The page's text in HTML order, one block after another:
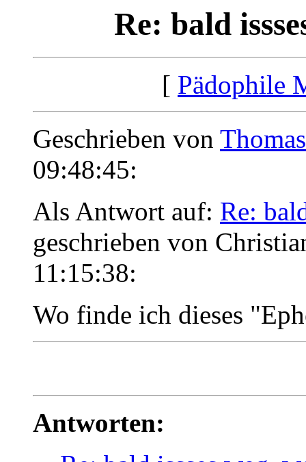
Re: bald
[ Pädophile
Geschrieben von Thomas
09:48:45:
Als Antwort auf: Re:
geschrieben von
11:15:38:
Wo finde ich dieses
Antworten: